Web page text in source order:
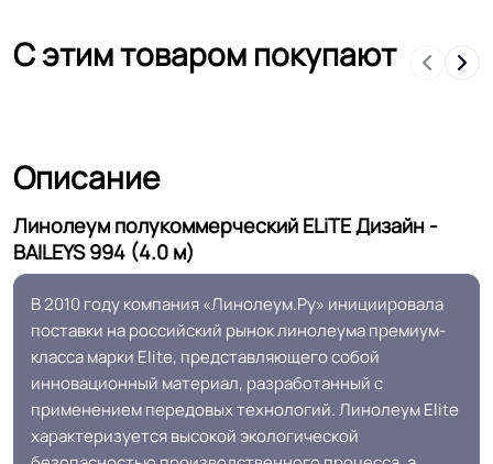
коллекции
Защитный слой 0.4 мм (400) мкм
Полы с подогревом
(max +27C)
Разрешено
Система стыковки
швов
Холодная сварка
С этим товаром покупают
Описание
Линолеум полукоммерческий ELiTE Дизайн -
BAILEYS 994 (4.0 м)
В 2010 году компания «Линолеум.Ру» инициировала
поставки на российский рынок линолеума премиум-
класса марки Elite, представляющего собой
инновационный материал, разработанный с
применением передовых технологий. Линолеум Elite
характеризуется высокой экологической